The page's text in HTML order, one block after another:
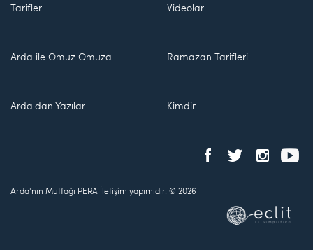
Tarifler Videolar
Arda ile Omuz Omuza Ramazan Tarifleri
Arda'dan Yazılar Kimdir
Arda'nın Mutfağı PERA İletişim yapımıdır. © 2026